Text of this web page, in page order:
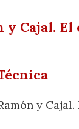
y Cajal. El
y